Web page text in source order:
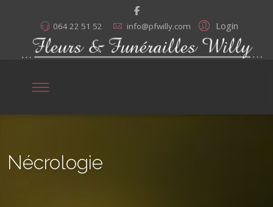
Login
064 22 51 52 info@pfwilly.com
Nécrologie